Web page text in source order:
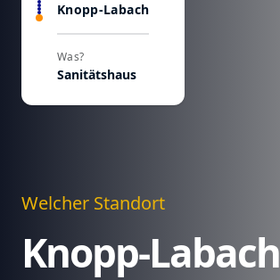
Knopp-Labach
Was?
Sanitätshaus
Welcher Standort
Knopp-Labach